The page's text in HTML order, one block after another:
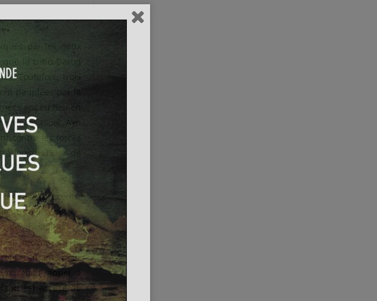
par les deux
la tribu Darod
Toutefois, trois
peuplées par la
ont eu lieu en
(Sool, Ayn
contre les forces
de l’Etat de
les heurts récents,
18 mai serait de
des hostilités.Le
et aucune sur le
pour
relatif appel à
est accusé de